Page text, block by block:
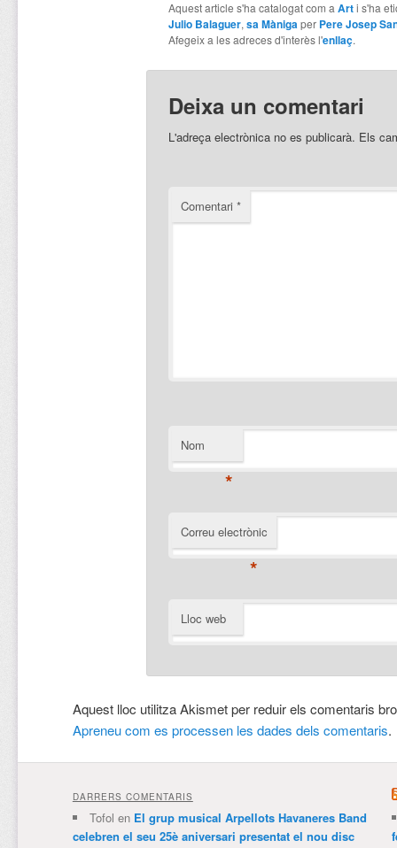
Aquest article s'ha catalogat com a Arti s'ha
Julio Balaguer, sa Mànigaper Pere Josep
Afegeix a les adreces d'interès l'enllaç.
Deixa un comentari
L'adreça electrònica no es publicarà. Els
Comentari *
Nom
*
Correu electrònic
*
Lloc web
Aquest lloc utilitza Akismet per reduir els comentaris
Apreneu com es processen les dades dels comentaris.
DARRERS COMENTARIS
Tofol en El grup musical Arpellots Havaneres Band
celebren el seu 25è aniversari presentat el nou disc